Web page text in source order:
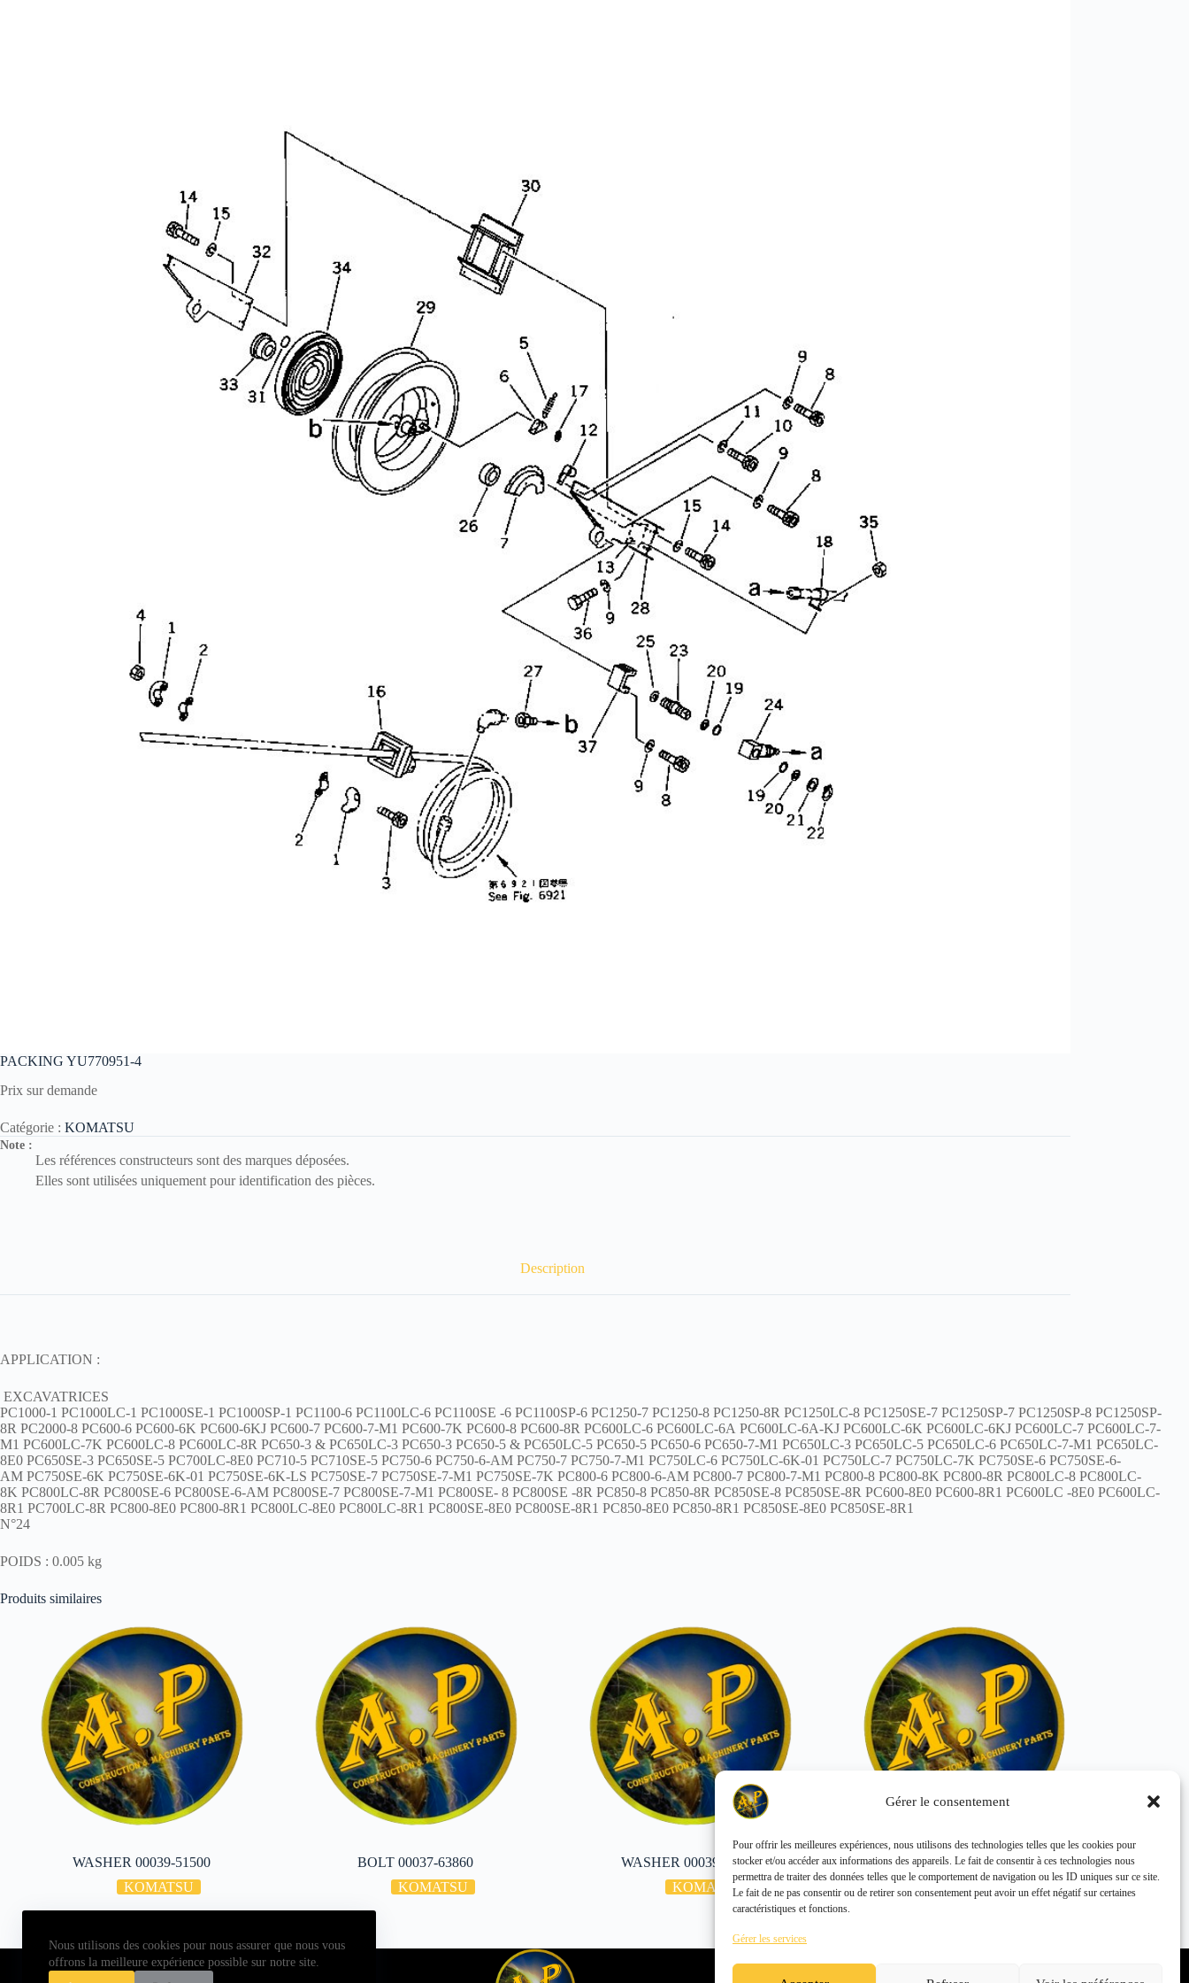
Gérer le consentement
Pour offrir les meilleures expériences, nous utilisons des technologies telles que les cookies pour
stocker et/ou accéder aux informations des appareils. Le fait de consentir à ces technologies nous
permettra de traiter des données telles que le comportement de navigation ou les ID uniques sur ce site.
Le fait de ne pas consentir ou de retirer son consentement peut avoir un effet négatif sur certaines
caractéristiques et fonctions.
Gérer les services
Nous utilisons des cookies pour nous assurer que nous vous
offrons la meilleure expérience possible sur notre site.
PACKING YU770951-4
Prix sur demande
Catégorie : KOMATSU
Note :
Les références constructeurs sont des marques déposées.
Elles sont utilisées uniquement pour identification des pièces.
Description
APPLICATION :
EXCAVATRICES
PC1000-1 PC1000LC-1 PC1000SE-1 PC1000SP-1 PC1100-6 PC1100LC-6 PC1100SE -6 PC1100SP-6 PC1250-7 PC1250-8 PC1250-8R PC1250LC-8 PC1250SE-7 PC1250SP-7 PC1250SP-8 PC1250SP-
8R PC2000-8 PC600-6 PC600-6K PC600-6KJ PC600-7 PC600-7-M1 PC600-7K PC600-8 PC600-8R PC600LC-6 PC600LC-6A PC600LC-6A-KJ PC600LC-6K PC600LC-6KJ PC600LC-7 PC600LC-7-
M1 PC600LC-7K PC600LC-8 PC600LC-8R PC650-3 & PC650LC-3 PC650-3 PC650-5 & PC650LC-5 PC650-5 PC650-6 PC650-7-M1 PC650LC-3 PC650LC-5 PC650LC-6 PC650LC-7-M1 PC650LC-
8E0 PC650SE-3 PC650SE-5 PC700LC-8E0 PC710-5 PC710SE-5 PC750-6 PC750-6-AM PC750-7 PC750-7-M1 PC750LC-6 PC750LC-6K-01 PC750LC-7 PC750LC-7K PC750SE-6 PC750SE-6-
AM PC750SE-6K PC750SE-6K-01 PC750SE-6K-LS PC750SE-7 PC750SE-7-M1 PC750SE-7K PC800-6 PC800-6-AM PC800-7 PC800-7-M1 PC800-8 PC800-8K PC800-8R PC800LC-8 PC800LC-
8K PC800LC-8R PC800SE-6 PC800SE-6-AM PC800SE-7 PC800SE-7-M1 PC800SE- 8 PC800SE -8R PC850-8 PC850-8R PC850SE-8 PC850SE-8R PC600-8E0 PC600-8R1 PC600LC -8E0 PC600LC-
8R1 PC700LC-8R PC800-8E0 PC800-8R1 PC800LC-8E0 PC800LC-8R1 PC800SE-8E0 PC800SE-8R1 PC850-8E0 PC850-8R1 PC850SE-8E0 PC850SE-8R1
N°24
POIDS : 0.005 kg
Produits similaires
WASHER 00039-51500
KOMATSU
BOLT 00037-63860
KOMATSU
WASHER 00039-51400
KOMATSU
SCREW 00037-57460
KOMATSU
Copyright © 2026 - ALL PARTS FRANCE SAS
Politique de cookies (UE)